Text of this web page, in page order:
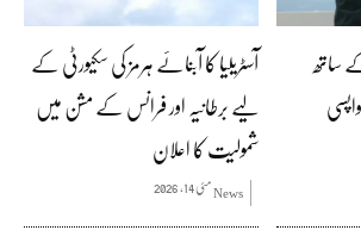
ساتھ
آسٹریلیا کا آبنائے ہرمز کی سکیورٹی کے
لیے برطانیہ اور فرانس کے مشن میں
شمولیت کا اعلان
Newsمئی 14, 2026